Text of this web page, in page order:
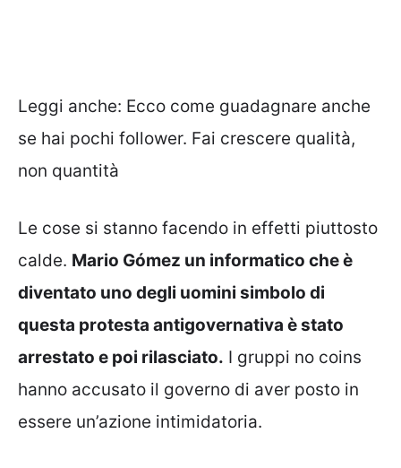
Leggi anche: Ecco come guadagnare anche
se hai pochi follower. Fai crescere qualità,
non quantità
Le cose si stanno facendo in effetti piuttosto
calde. Mario Gómez un informatico che è
diventato uno degli uomini simbolo di
questa protesta antigovernativa è stato
arrestato e poi rilasciato. I gruppi no coins
hanno accusato il governo di aver posto in
essere un’azione intimidatoria.